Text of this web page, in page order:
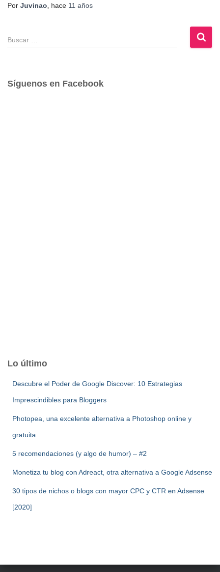
Por Juvinao , hace 11 años
B
u
a
Síguenos en Facebook
Lo último
Descubre el Poder de Google Discover: 10 Estrategias
Imprescindibles para Bloggers
Photopea, una excelente alternativa a Photoshop online y
gratuita
5 recomendaciones (y algo de humor) – #2
Monetiza tu blog con Adreact, otra alternativa a Google Adsense
30 tipos de nichos o blogs con mayor CPC y CTR en Adsense
[2020]